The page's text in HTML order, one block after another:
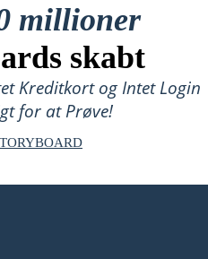
millioner
skabt
Kreditkort og Intet Login
for at Prøve!